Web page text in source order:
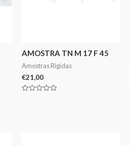
AMOSTRA TN M 17 F 45
Amostras Rigidas
€21,00